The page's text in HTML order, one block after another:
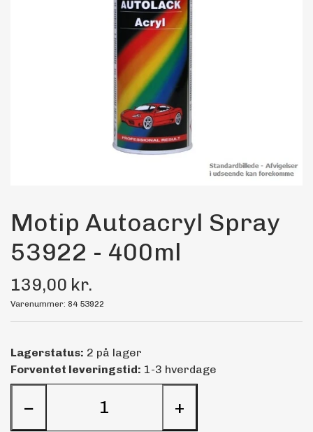
Maling
Bilstereo
Transport Udstyr
Dæk & Fælge
Motip Autoacryl Spray
53922 - 400ml
139,00 kr.
Varenummer: 84 53922
Lagerstatus: 2 på lager
Forventet leveringstid: 1-3 hverdage
− +